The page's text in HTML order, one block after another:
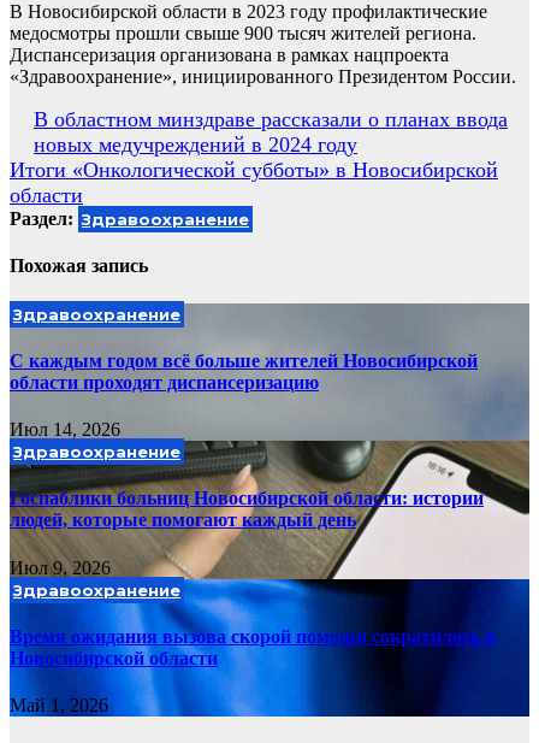
В Новосибирской области в 2023 году профилактические
медосмотры прошли свыше 900 тысяч жителей региона.
Диспансеризация организована в рамках нацпроекта
«Здравоохранение», инициированного Президентом России.
Навигация
по
записям
В областном минздраве рассказали о планах ввода
новых медучреждений в 2024 году
Итоги «Онкологической субботы» в Новосибирской
области
Раздел: Здравоохранение
Похожая запись
Здравоохранение
С каждым годом всё больше жителей Новосибирской
области проходят диспансеризацию
Июл 14, 2026
Здравоохранение
Госпаблики больниц Новосибирской области: истории
людей, которые помогают каждый день
Июл 9, 2026
Здравоохранение
Время ожидания вызова скорой помощи сократилось в
Новосибирской области
Май 1, 2026